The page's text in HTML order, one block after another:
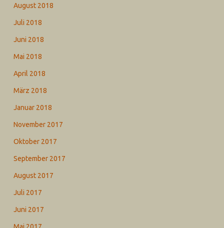
August 2018
Juli 2018
Juni 2018
Mai 2018
April 2018
März 2018
Januar 2018
November 2017
Oktober 2017
September 2017
August 2017
Juli 2017
Juni 2017